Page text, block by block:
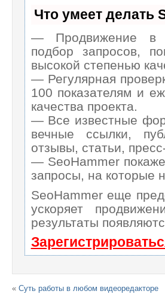
Что умеет делать
— Продвижение в
подбор запросов,
высокой степенью
— Регулярная
100 показателям и
качества проекта.
— Все известные
вечные ссылки,
отзывы, статьи,
— SeoHammer
запросы, на которые
SeoHammer еще
ускоряет
результаты
« Суть работы в любом видеоредакторе